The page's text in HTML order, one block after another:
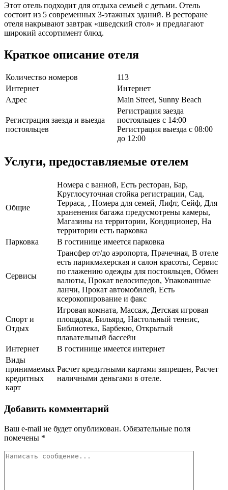
Этот отель подходит для отдыха семьей с детьми. Отель
состоит из 5 современных 3-этажных зданий. В ресторане
отеля накрывают завтрак «шведский стол» и предлагают
широкий ассортимент блюд.
Краткое описание отеля
Количество номеров
113
Интернет
Интернет
Адрес
Main Street, Sunny Beach
Регистрация заезда и выезда
постояльцев
Регистрация заезда
постояльцев с 14:00
Регистрация выезда с 08:00
до 12:00
Услуги, предоставляемые отелем
Общие
Номера с ванной, Есть ресторан, Бар,
Круглосуточная стойка регистрации, Сад,
Терраса, , Номера для семей, Лифт, Сейф, Для
храненения багажа предусмотрены камеры,
Магазины на территории, Кондиционер, На
территории есть парковка
Парковка
В гостинице имеется парковка
Сервисы
Трансфер от/до аэропорта, Прачечная, В отеле
есть парикмахерская и салон красоты, Сервис
по глажению одежды для постояльцев, Обмен
валюты, Прокат велосипедов, Упакованные
ланчи, Прокат автомобилей, Есть
ксерокопирование и факс
Спорт и
Отдых
Игровая комната, Массаж, Детская игровая
площадка, Бильярд, Настольный теннис,
Библиотека, Барбекю, Открытый
плавательный бассейн
Интернет
В гостинице имеется интернет
Виды
принимаемых
кредитных
карт
Расчет кредитными картами запрещен, Расчет
наличными деньгами в отеле.
Добавить комментарий
Ваш e-mail не будет опубликован. Обязательные поля
помечены *